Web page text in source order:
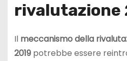
rivalutazione
Il meccanismo della
2019potrebbe essere